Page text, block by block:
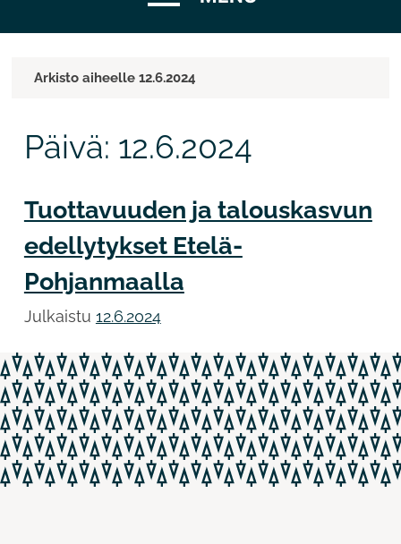
Arkisto aiheelle 12.6.2024
Päivä: 12.6.2024
Tuottavuuden ja talouskasvun
edellytykset Etelä-
Pohjanmaalla
Julkaistu 12.6.2024